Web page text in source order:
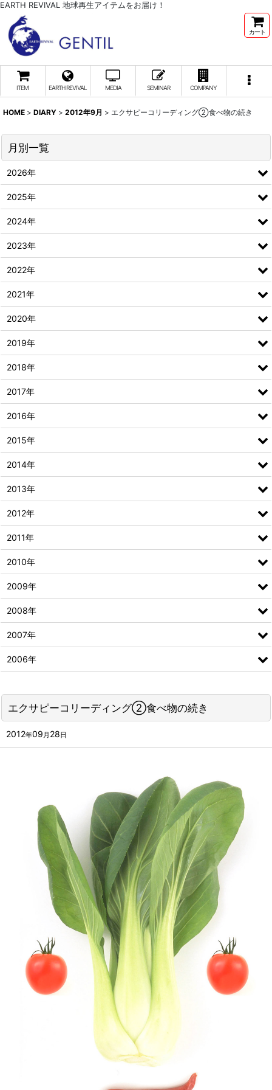
EARTH REVIVAL 地球再生アイテムをお届け！
カート
ITEM EARTH REVIVAL MEDIA SEMINAR COMPANY
HOME > DIARY > 2012年9月 > エクサピーコリーディング②食べ物の続き
エクサピーコリーディング②食べ物の続き
2012年09 月 28 日
月別一覧
2026年
2025年
2024年
2023年
2022年
2021年
2020年
2019年
2018年
2017年
2016年
2015年
2014年
2013年
2012年
2011年
2010年
2009年
2008年
2007年
2006年